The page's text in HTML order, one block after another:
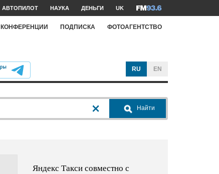
АВТОПИЛОТ НАУКА ДЕНЬГИ UK
КОНФЕРЕНЦИИ ПОДПИСКА ФОТОАГЕНТСТВО
RU EN
Найти
Яндекс Такси совместно с